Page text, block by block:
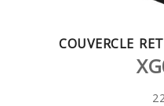
COUVERCLE